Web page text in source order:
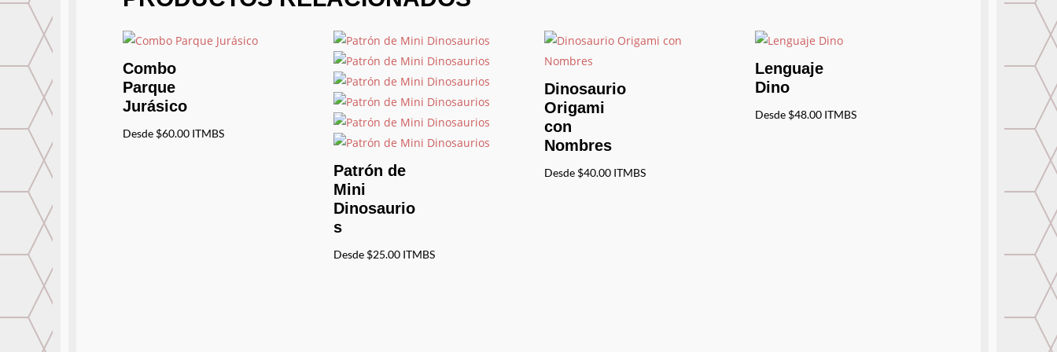
Combo
Parque
Jurásico
Desde $60.00 ITMBS
Patrón de
Mini
Dinosaurio
s
Desde $25.00 ITMBS
Dinosaurio
Origami
con
Nombres
Desde $40.00 ITMBS
Lenguaje
Dino
Desde $48.00 ITMBS